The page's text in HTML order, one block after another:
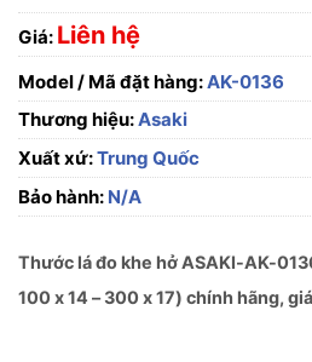
Giá: Liên hệ
Model / Mã đặt hàng:AK-0136
Thương hiệu:Asaki
Xuất xứ:Trung Quốc
Bảo hành: N/A
Thước lá đo khe hở ASAKI-AK-
100 x 14 – 300 x 17) chính hãng,